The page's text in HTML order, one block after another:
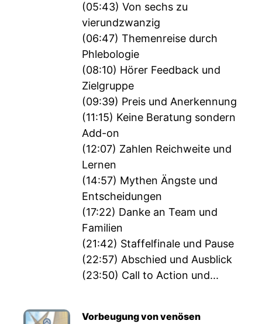
(05:43) Von sechs zu
vierundzwanzig
(06:47) Themenreise durch
Phlebologie
(08:10) Hörer Feedback und
Zielgruppe
(09:39) Preis und Anerkennung
(11:15) Keine Beratung sondern
Add-on
(12:07) Zahlen Reichweite und
Lernen
(14:57) Mythen Ängste und
Entscheidungen
(17:22) Danke an Team und
Familien
(21:42) Staffelfinale und Pause
(22:57) Abschied und Ausblick
(23:50) Call to Action und...
Vorbeugung von venösen